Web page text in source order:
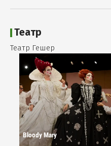
Театр
Театр Гешер
Bloody Mary